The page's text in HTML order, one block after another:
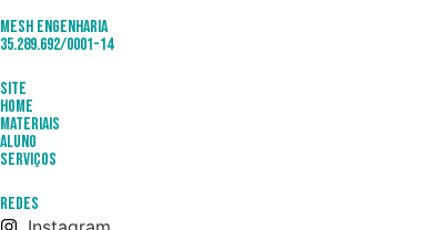
Mesh Engenharia
35.289.692/0001-14
Site
Home
Materiais
Aluno
Serviços
Redes